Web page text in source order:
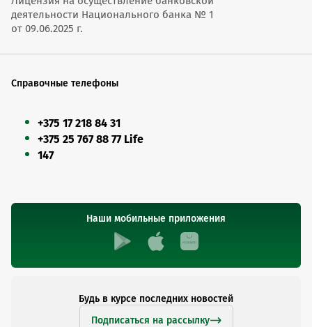
деятельности Национального банка № 1
от 09.06.2025 г.
Справочные телефоны
+375 17 218 84 31
+375 25 767 88 77 Life
147
Наши мобильные приложения
Будь в курсе последних новостей
Подписаться на рассылку